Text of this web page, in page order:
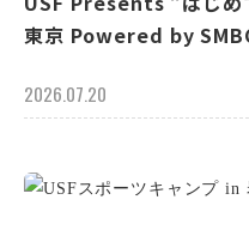
東京 Powered by
2026.07.20